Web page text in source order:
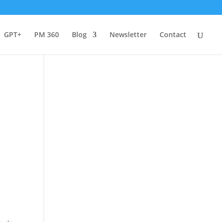
GPT+ PM 360 Blog Newsletter Contact